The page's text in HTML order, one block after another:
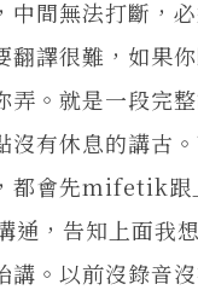
中間無法打斷，
翻譯很難，如果你
弄。就是一段完整
沒有休息的講古
都會先mifetik跟
通，告知上面我
講。以前沒錄音